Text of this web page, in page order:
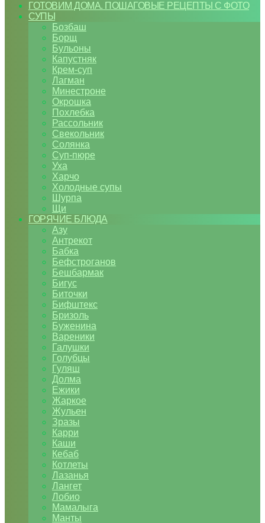
ГОТОВИМ ДОМА. ПОШАГОВЫЕ РЕЦЕПТЫ С ФОТО
СУПЫ
Бозбаш
Борщ
Бульоны
Капустняк
Крем-суп
Лагман
Минестроне
Окрошка
Похлебка
Рассольник
Свекольник
Солянка
Суп-пюре
Уха
Харчо
Холодные супы
Шурпа
Щи
ГОРЯЧИЕ БЛЮДА
Азу
Антрекот
Бабка
Бефстроганов
Бешбармак
Бигус
Биточки
Бифштекс
Бризоль
Буженина
Вареники
Галушки
Голубцы
Гуляш
Долма
Ежики
Жаркое
Жульен
Зразы
Карри
Каши
Кебаб
Котлеты
Лазанья
Лангет
Лобио
Мамалыга
Манты